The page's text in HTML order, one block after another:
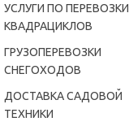
УСЛУГИ ПО ПЕРЕВОЗКИ
КВАДРАЦИКЛОВ
ГРУЗОПЕРЕВОЗКИ
СНЕГОХОДОВ
ДОСТАВКА САДОВОЙ
ТЕХНИКИ